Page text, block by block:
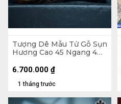
Tượng Dê Mẫu Tử Gỗ Sụn
Hương Cao 45 Ngang 40
1 tháng trước
6.700.000 ₫